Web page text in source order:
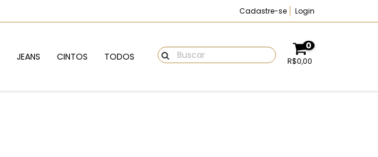
Cadastre-se Login
JEANS CINTOS TODOS
0
R$0,00